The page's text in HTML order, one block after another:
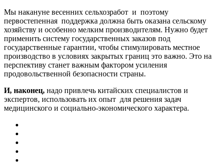
Мы накануне весенних сельхозработ и поэтому
первостепенная поддержка должна быть оказана сельскому
хозяйству и особенно мелким производителям. Нужно будет
применить систему государственных заказов под
государственные гарантии, чтобы стимулировать местное
производство в условиях закрытых границ это важно. Это на
перспективу станет важным фактором усиления
продовольственной безопасности страны.
И, наконец, надо привлечь китайских специалистов и
экспертов, использовать их опыт для решения задач
медицинского и социально-экономического характера.